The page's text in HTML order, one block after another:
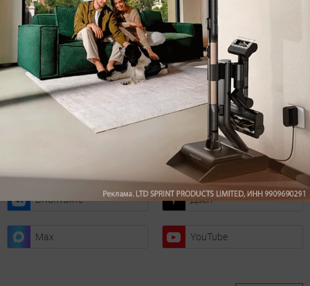
Подписаться
Нажимая кнопку подписаться, вы соглашаетесь
с
Правилами рассылок иПолитикой конфиденциальности
Читайте нас в соц. сетях
Одноклассники
ВКонтакте Дзен
Max YouTube